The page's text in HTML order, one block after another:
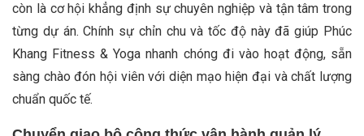
còn là cơ hội khẳng định sự chuyên nghiệp và tận tâm trong
từng dự án. Chính sự chỉn chu và tốc độ này đã giúp Phúc
Khang Fitness & Yoga nhanh chóng đi vào hoạt động, sẵn
sàng chào đón hội viên với diện mạo hiện đại và chất lượng
chuẩn quốc tế.